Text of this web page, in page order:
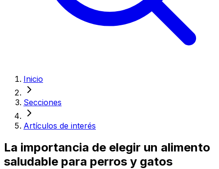
Inicio
Secciones
Artículos de interés
La importancia de elegir un alimento
saludable para perros y gatos